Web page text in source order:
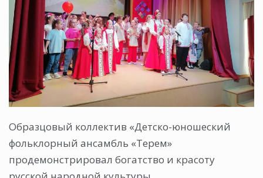
Образцовый коллектив «Детско-юношеский
фольклорный ансамбль «Терем»
продемонстрировал богатство и красоту